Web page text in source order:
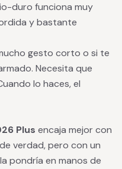
duro funciona muy
y bastante
gesto corto o si te
Necesita que
lo haces, el
Plus encaja mejor con
verdad, pero con un
pondría en manos de